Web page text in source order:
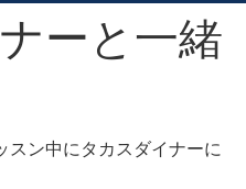
ーと一緒
スン中にタカスダイナーに